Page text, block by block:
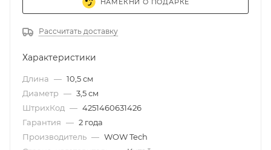
Рассчитать доставку
Характеристики
Длина — 10,5 см
Диаметр — 3,5 см
ШтрихКод — 4251460631426
Гарантия — 2 года
Производитель — WOW Tech